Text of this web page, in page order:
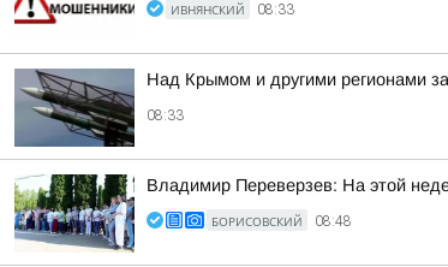
ИВНЯНСКИЙ 08:33
Над Крымом и другими регионами
08:33
Владимир Переверзев: На этой
БОРИСОВСКИЙ 08:48